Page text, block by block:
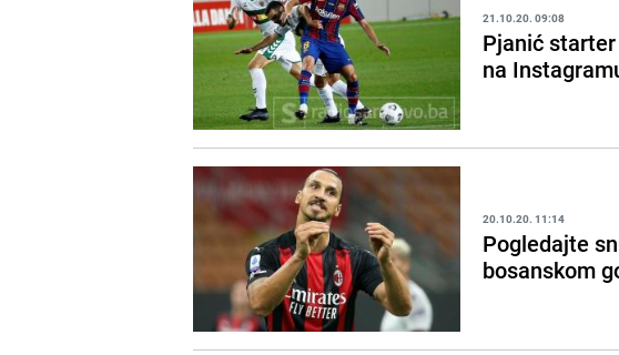
21.10.20. 09:08
Pjanić
na
20.10.20. 11:14
Pogledajte
bosanskom